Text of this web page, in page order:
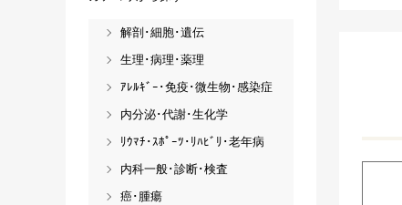
解剖･細胞･遺伝
生理･病理･薬理
ｱﾚﾙｷﾞｰ･免疫･微生物･感染症
内分泌･代謝･生化学
ﾘｳﾏﾁ･ｽﾎﾟｰﾂ･ﾘﾊﾋﾞﾘ･老年病
内科一般･診断･検査
癌･腫瘍